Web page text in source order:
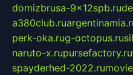
domizbrusa-9x12spb.ru
a380club.ru
perk-oka.rug-octopus.ru
naruto-x.rupursefactory.ru
spayderhed-2022.ru